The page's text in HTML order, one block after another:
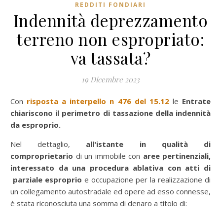
REDDITI FONDIARI
Indennità deprezzamento
terreno non espropriato:
va tassata?
19 Dicembre 2023
Con risposta a interpello n 476 del 15.12le Entrate
chiariscono il perimetro di tassazione della indennità
da esproprio.
Nel dettaglio, all'istante in qualità di
comproprietario di un immobile con aree pertinenziali,
interessato da una procedura ablativa con atti di
parziale esproprio e occupazione per la realizzazione di
un collegamento autostradale ed opere ad esso connesse,
è stata riconosciuta una somma di denaro a titolo di: